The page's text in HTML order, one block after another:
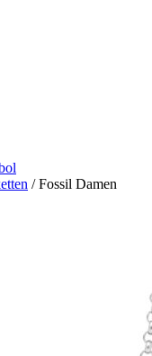
/ Fossil Damen